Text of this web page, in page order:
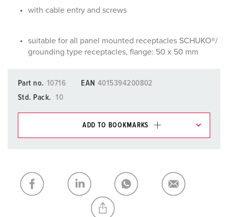
with cable entry and screws
suitable for all panel mounted receptacles SCHUKO®/
grounding type receptacles, flange: 50 x 50 mm
Part no. 10716 EAN 4015394200802
Std. Pack.
10
ADD TO BOOKMARKS
My list ADD
CREATE A NEW LIST